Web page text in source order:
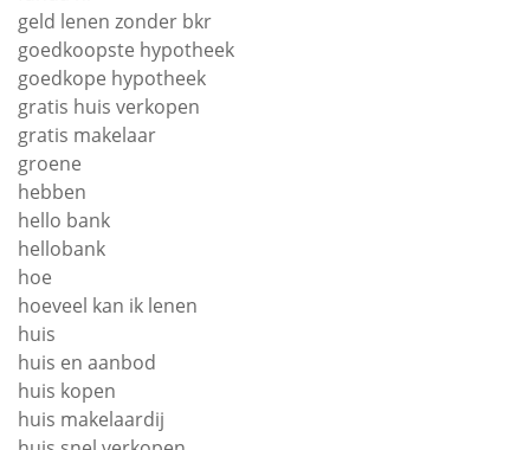
geld lenen zonder bkr
goedkoopste hypotheek
goedkope hypotheek
gratis huis verkopen
gratis makelaar
groene
hebben
hello bank
hellobank
hoe
hoeveel kan ik lenen
huis
huis en aanbod
huis kopen
huis makelaardij